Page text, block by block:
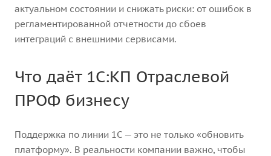
актуальном состоянии и снижать риски: от ошибок в
регламентированной отчетности до сбоев
интеграций с внешними сервисами.
Что даёт 1С:КП Отраслевой
ПРОФ бизнесу
Поддержка по линии 1С — это не только «обновить
платформу». В реальности компании важно, чтобы